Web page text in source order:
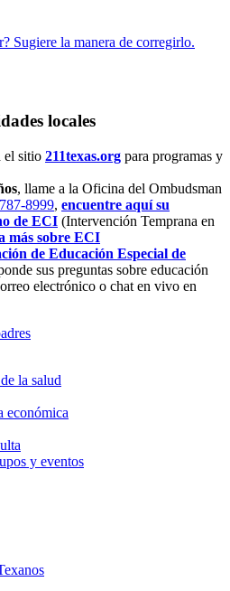
Sugiere la manera de corregirlo.
locales
el sitio 211texas.org para programas y
, llame a la Oficina del Ombudsman
8999, encuentre aquí su
de ECI (Intervención Temprana en
más sobre ECI
de Educación Especial de
sus preguntas sobre educación
electrónico o chat en vivo en
la salud
económica
y eventos